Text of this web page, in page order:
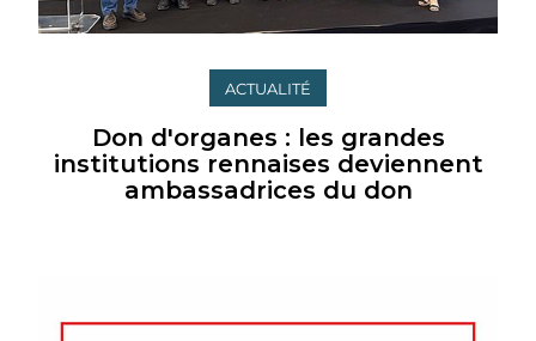
ACTUALITÉ
Don d'organes : les grandes
institutions rennaises deviennent
ambassadrices du don